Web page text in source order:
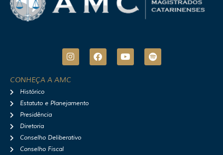
I
n
t
r
F
a
Y
o
S
p
CONHEÇA A AMC
Histórico
Estatuto e Planejamento
Presidência
Diretoria
Conselho Deliberativo
Conselho Fiscal